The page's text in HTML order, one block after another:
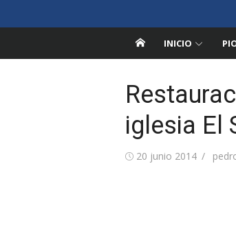
al
Pedroche
Información sobre
INICIO
iglesia El
Publicada
20 junio 2014 Autor